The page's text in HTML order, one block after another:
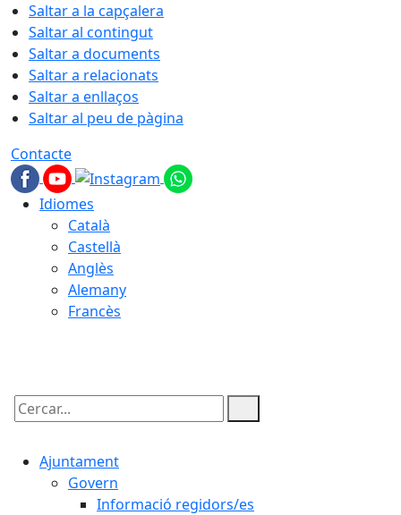
Saltar a la capçalera
Saltar al contingut
Saltar a documents
Saltar a relacionats
Saltar a enllaços
Saltar al peu de pàgina
Contacte
Idiomes
Català
Castellà
Anglès
Alemany
Francès
Cercar:
Ajuntament
Govern
Informació regidors/es